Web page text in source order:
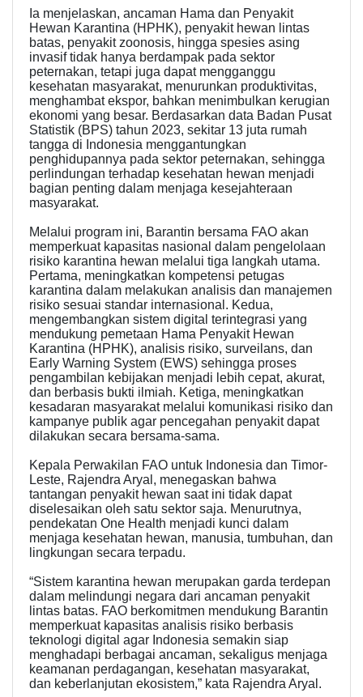
Ia menjelaskan, ancaman Hama dan Penyakit
Hewan Karantina (HPHK), penyakit hewan lintas
batas, penyakit zoonosis, hingga spesies asing
invasif tidak hanya berdampak pada sektor
peternakan, tetapi juga dapat mengganggu
kesehatan masyarakat, menurunkan produktivitas,
menghambat ekspor, bahkan menimbulkan kerugian
ekonomi yang besar. Berdasarkan data Badan Pusat
Statistik (BPS) tahun 2023, sekitar 13 juta rumah
tangga di Indonesia menggantungkan
penghidupannya pada sektor peternakan, sehingga
perlindungan terhadap kesehatan hewan menjadi
bagian penting dalam menjaga kesejahteraan
masyarakat.
Melalui program ini, Barantin bersama FAO akan
memperkuat kapasitas nasional dalam pengelolaan
risiko karantina hewan melalui tiga langkah utama.
Pertama, meningkatkan kompetensi petugas
karantina dalam melakukan analisis dan manajemen
risiko sesuai standar internasional. Kedua,
mengembangkan sistem digital terintegrasi yang
mendukung pemetaan Hama Penyakit Hewan
Karantina (HPHK), analisis risiko, surveilans, dan
Early Warning System (EWS) sehingga proses
pengambilan kebijakan menjadi lebih cepat, akurat,
dan berbasis bukti ilmiah. Ketiga, meningkatkan
kesadaran masyarakat melalui komunikasi risiko dan
kampanye publik agar pencegahan penyakit dapat
dilakukan secara bersama-sama.
Kepala Perwakilan FAO untuk Indonesia dan Timor-
Leste, Rajendra Aryal, menegaskan bahwa
tantangan penyakit hewan saat ini tidak dapat
diselesaikan oleh satu sektor saja. Menurutnya,
pendekatan One Health menjadi kunci dalam
menjaga kesehatan hewan, manusia, tumbuhan, dan
lingkungan secara terpadu.
“Sistem karantina hewan merupakan garda terdepan
dalam melindungi negara dari ancaman penyakit
lintas batas. FAO berkomitmen mendukung Barantin
memperkuat kapasitas analisis risiko berbasis
teknologi digital agar Indonesia semakin siap
menghadapi berbagai ancaman, sekaligus menjaga
keamanan perdagangan, kesehatan masyarakat,
dan keberlanjutan ekosistem,” kata Rajendra Aryal.